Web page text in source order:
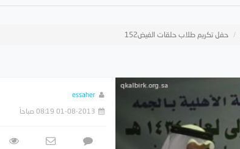
حفل تكريم طلاب حلقات الفيض152
essaher
01-08-2013 08:19 صباحاً